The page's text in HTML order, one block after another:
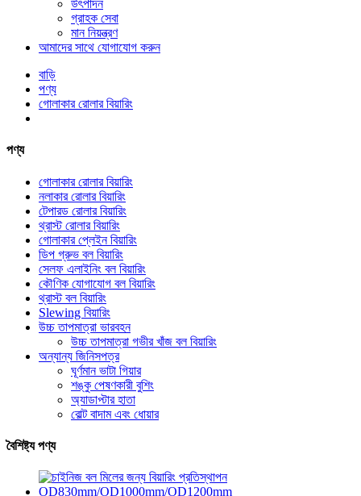
উৎপাদন
গ্রাহক সেবা
মান নিয়ন্ত্রণ
আমাদের সাথে যোগাযোগ করুন
বাড়ি
পণ্য
গোলাকার রোলার বিয়ারিং
পণ্য
গোলাকার রোলার বিয়ারিং
নলাকার রোলার বিয়ারিং
টেপারড রোলার বিয়ারিং
থ্রাস্ট রোলার বিয়ারিং
গোলাকার প্লেইন বিয়ারিং
ডিপ গ্রুভ বল বিয়ারিং
সেলফ এলাইনিং বল বিয়ারিং
কৌণিক যোগাযোগ বল বিয়ারিং
থ্রাস্ট বল বিয়ারিং
Slewing বিয়ারিং
উচ্চ তাপমাত্রা ভারবহন
উচ্চ তাপমাত্রা গভীর খাঁজ বল বিয়ারিং
অন্যান্য জিনিসপত্র
ঘূর্ণমান ভাটা গিয়ার
শঙ্কু পেষণকারী বুশিং
অ্যাডাপ্টার হাতা
বোল্ট বাদাম এবং ধোয়ার
বৈশিষ্ট্য পণ্য